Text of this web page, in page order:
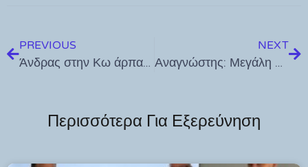
PREVIOUS
Άνδρας στην Κω άρπαξε από τα μαλλιά την σύντροφό του (εργαζόμενη σε ζαχαροπλαστείο) και απειλούσε ότι θα την σκοτώσει..
NEXT
Αναγνώστης: Μεγάλη η ταλαιπωρία των επιβατών στη γραμμή Κω – Τουρκία! Λιποθυμούν οι τουρίστες…
Περισσότερα Για Εξερεύνηση